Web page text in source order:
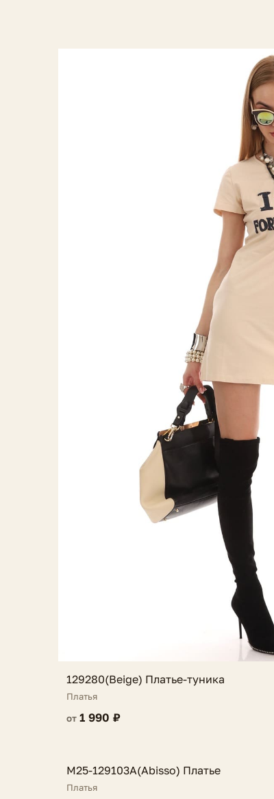
129280(Beige) Платье-туника
Платья
от 1 990 ₽
NEW
FV
M25-129103A(Abisso) Платье
Платья